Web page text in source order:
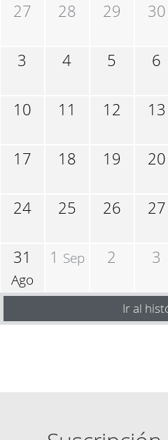
27 28 29 30
3 4 5 6
10 11 12 13
17 18 19 20
24 25 26 27
31
Ago
1 Sep 2 3
Ir al